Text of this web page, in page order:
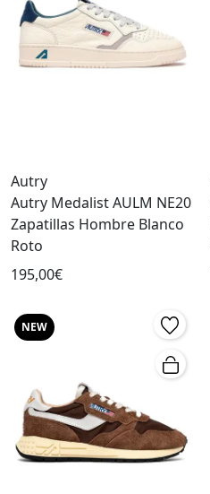
Autry
Autry Medalist AULM NE20
Zapatillas Hombre Blanco
Roto
195,00€
NEW